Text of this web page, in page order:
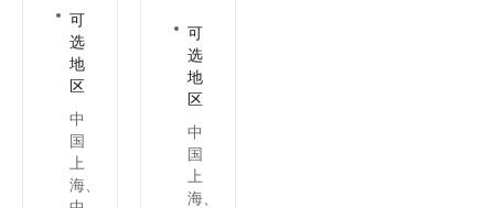
可
选
地
区
中
国
上
海、
可
选
地
区
中
国
上
海、